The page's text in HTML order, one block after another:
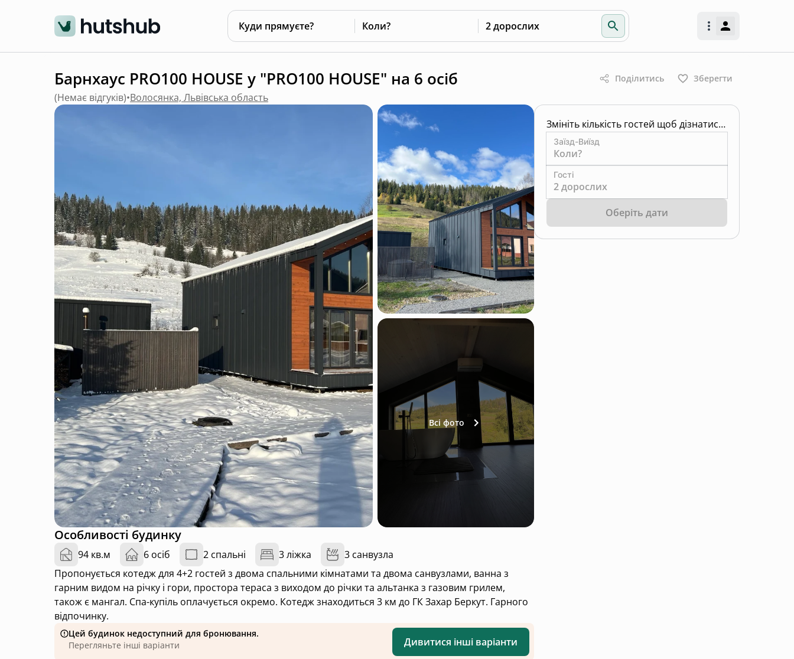
Куди прямуєте? Коли? 2 дорослих
Барнхаус PRO100 HOUSE у "PRO100 HOUSE" на 6 осіб Поділитись Зберегти
(Немає відгуків)•Волосянка, Львівська область
Всі фото
Особливості будинку
94 кв.м 6 осіб 2 спальні 3 ліжка
3 санвузла
Пропонується котедж для 4+2 гостей з двома спальними кімнатами та двома санвузлами, ванна з
гарним видом на річку і гори, простора тераса з виходом до річки та альтанка з газовим грилем,
також є мангал. Спа-купіль оплачується окремо. Котедж знаходиться 3 км до ГК Захар Беркут. Гарного
відпочинку.
Цей будинок недоступний для бронювання.
Перегляньте інші варіанти
Дивитися інші варіанти
Змініть кількість гостей щоб дізнатись ціну
Заїзд-Виїзд
Коли?
Гості
2 дорослих
Оберіть дати